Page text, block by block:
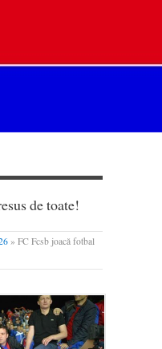
de toate!
» FC Fcsb joacă fotbal